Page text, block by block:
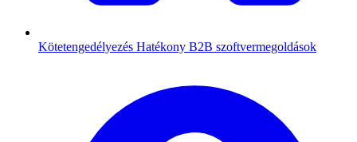
Kötetengedélyezés Hatékony B2B szoftvermegoldások